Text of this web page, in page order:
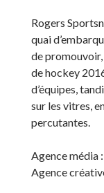
Rogers
quai
de
de hockey
d’équipes,
sur les vitres,
percutantes.
Agence média
Agence